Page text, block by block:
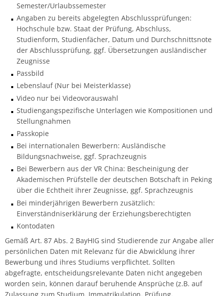
Semester/Urlaubssemester
Angaben zu bereits abgelegten Abschlussprüfungen:
Hochschule bzw. Staat der Prüfung, Abschluss,
Studienform, Studienfächer, Datum und Durchschnittsnote
der Abschlussprüfung, ggf. Übersetzungen ausländischer
Zeugnisse
Passbild
Lebenslauf (Nur bei Meisterklasse)
Video nur bei Videovorauswahl
Studiengangspezifische Unterlagen wie Kompositionen und
Stellungnahmen
Passkopie
Bei internationalen Bewerbern: Ausländische
Bildungsnachweise, ggf. Sprachzeugnis
Bei Bewerbern aus der VR China: Bescheinigung der
Akademischen Prüfstelle der deutschen Botschaft in Peking
über die Echtheit ihrer Zeugnisse, ggf. Sprachzeugnis
Bei minderjährigen Bewerbern zusätzlich:
Einverständniserklärung der Erziehungsberechtigten
Kontodaten
Gemäß Art. 87 Abs. 2 BayHIG sind Studierende zur Angabe aller
persönlichen Daten mit Relevanz für die Abwicklung ihrer
Bewerbung und ihres Studiums verpflichtet. Sollten
abgefragte, entscheidungsrelevante Daten nicht angegeben
worden sein, können darauf beruhende Ansprüche (z.B. auf